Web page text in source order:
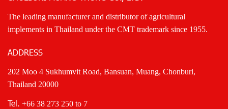
The leading manufacturer and distributor of agricultural
implements in Thailand under the CMT trademark since 1955.
ADDRESS
202 Moo 4 Sukhumvit Road, Bansuan, Muang, Chonburi,
Thailand 20000
Tel. +66 38 273 250 to 7